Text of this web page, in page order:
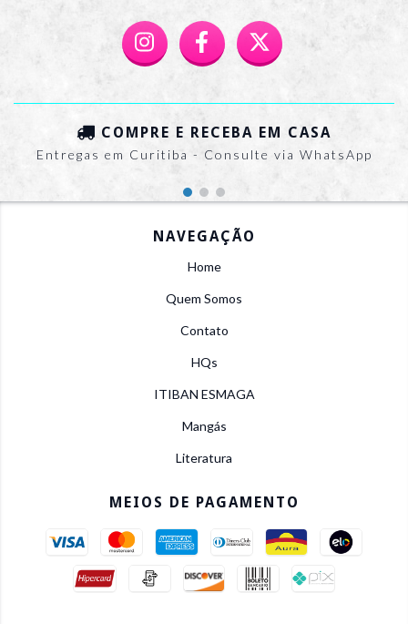
COMPRE E RECEBA EM CASA
Entregas em Curitiba - Consulte via WhatsApp
NAVEGAÇÃO
Home
Quem Somos
Contato
HQs
ITIBAN ESMAGA
Mangás
Literatura
MEIOS DE PAGAMENTO